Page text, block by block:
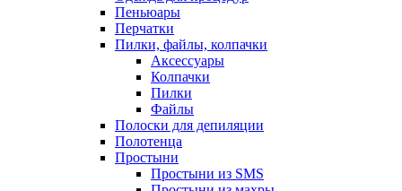
Пеньюары
Перчатки
Пилки, файлы, колпачки
Аксессуары
Колпачки
Пилки
Файлы
Полоски для депиляции
Полотенца
Простыни
Простыни из SMS